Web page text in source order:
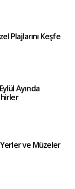
Plajlarını Keşfe
Ayında
ve Müzeler